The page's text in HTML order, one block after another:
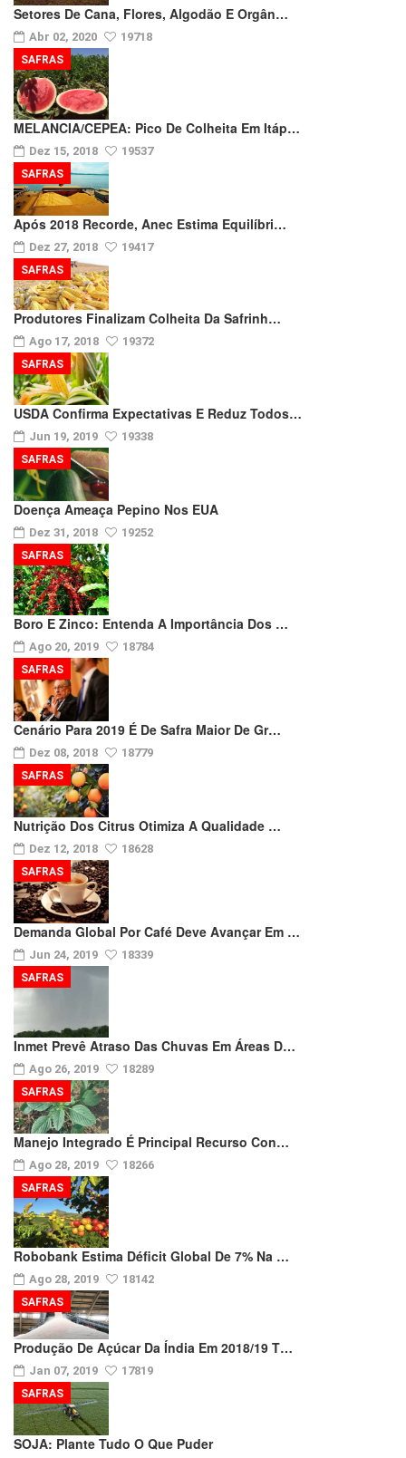
Setores De Cana, Flores, Algodão E Orgân…
Abr 02, 2020 19718
MELANCIA/CEPEA: Pico De Colheita Em Itáp…
Dez 15, 2018 19537
SAFRAS
Após 2018 Recorde, Anec Estima Equilíbri…
Dez 27, 2018 19417
SAFRAS
Produtores Finalizam Colheita Da Safrinh…
Ago 17, 2018 19372
SAFRAS
USDA Confirma Expectativas E Reduz Todos…
Jun 19, 2019 19338
SAFRAS
Doença Ameaça Pepino Nos EUA
Dez 31, 2018 19252
SAFRAS
Boro E Zinco: Entenda A Importância Dos …
Ago 20, 2019 18784
SAFRAS
Cenário Para 2019 É De Safra Maior De Gr…
Dez 08, 2018 18779
SAFRAS
Nutrição Dos Citrus Otimiza A Qualidade …
Dez 12, 2018 18628
SAFRAS
Demanda Global Por Café Deve Avançar Em …
Jun 24, 2019 18339
SAFRAS
Inmet Prevê Atraso Das Chuvas Em Áreas D…
Ago 26, 2019 18289
SAFRAS
Manejo Integrado É Principal Recurso Con…
Ago 28, 2019 18266
SAFRAS
Robobank Estima Déficit Global De 7% Na …
Ago 28, 2019 18142
SAFRAS
Produção De Açúcar Da Índia Em 2018/19 T…
Jan 07, 2019 17819
SAFRAS
SOJA: Plante Tudo O Que Puder
SAFRAS